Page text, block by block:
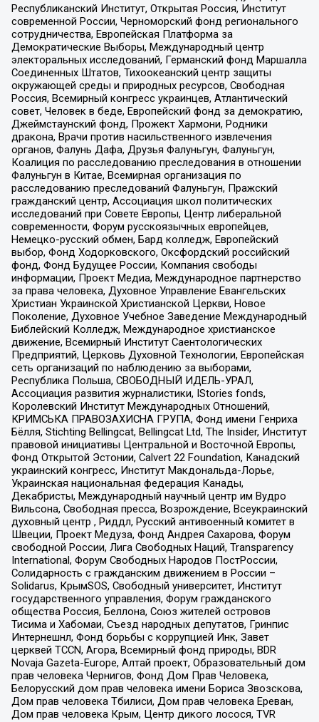
Республиканский Институт, Открытая Россия, Институт
современной России, Черноморский фонд регионального
сотрудничества, Европейская Платформа за
Демократические Выборы, Международный центр
электоральных исследований, Германский фонд Маршалла
Соединенных Штатов, Тихоокеанский центр защиты
окружающей среды и природных ресурсов, Свободная
Россия, Всемирный конгресс украинцев, Атлантический
совет, Человек в беде, Европейский фонд за демократию,
Джеймстаунский фонд, Прожект Хармони, Родники
дракона, Врачи против насильственного извлечения
органов, Фалунь Дафа, Друзья Фалуньгун, Фалуньгун,
Коалиция по расследованию преследования в отношении
Фалуньгун в Китае, Всемирная организация по
расследованию преследований Фалуньгун, Пражский
гражданский центр, Ассоциация школ политических
исследований при Совете Европы, Центр либеральной
современности, Форум русскоязычных европейцев,
Немецко-русский обмен, Бард колледж, Европейский
выбор, Фонд Ходорковского, Оксфордский российский
фонд, Фонд Будущее России, Компания свободы
информации, Проект Медиа, Международное партнерство
за права человека, Духовное Управление Евангельских
Христиан Украинской Христианской Церкви, Новое
Поколение, Духовное Учебное Заведение Международный
Библейский Колледж, Международное христианское
движение, Всемирный Институт Саентологических
Предприятий, Церковь Духовной Технологии, Европейская
сеть организаций по наблюдению за выборами,
Республика Польша, СВОБОДНЫЙ ИДЕЛЬ-УРАЛ,
Ассоциация развития журналистики, IStories fonds,
Королевский Институт Международных Отношений,
КРИМСЬКА ПРАВОЗАХИСНА ГРУПА, Фонд имени Генриха
Бёлля, Stichting Bellingcat, Bellingcat Ltd, The Insider, Институт
правовой инициативы Центральной и Восточной Европы,
Фонд Открытой Эстонии, Calvert 22 Foundation, Канадский
украинский конгресс, Институт Макдональда-Лорье,
Украинская национальная федерация Канады,
Декабристы, Международный научный центр им Вудро
Вильсона, Свободная пресса, Возрождение, Всеукраинский
духовный центр , Риддл, Русский антивоенный комитет в
Швеции, Проект Медуза, Фонд Андрея Сахарова, Форум
свободной России, Лига Свободных Наций, Transparеncy
International, Форум Свободных Народов ПостРоссии,
Солидарность с гражданским движением в России –
Solidarus, КрымSOS, Свободный университет, Институт
государственного управления, Форум гражданского
общества Россия, Беллона, Союз жителей островов
Тисима и Хабомаи, Съезд народных депутатов, Гринпис
Интернешнл, Фонд борьбы с коррупцией Инк, Завет
церквей TCCN, Агора, Всемирный фонд природы, BDR
Novaja Gazeta-Europe, Алтай проект, Образовательный дом
прав человека Чернигов, Фонд Дом Прав Человека,
Белорусский дом прав человека имени Бориса Звозскова,
Дом прав человека Тбилиси, Дом прав человека Ереван,
Дом прав человека Крым, Центр дикого лосося, TVR